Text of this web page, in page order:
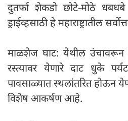
दुतर्फा शेकडो छोटे-मोठे
ड्राईव्हसाठी हे महाराष्ट्रातील
माळशेज घाट: येथील
रस्त्यावर येणारे दाट धुके
पावसाळ्यात स्थलांतरित होऊन
विशेष आकर्षण आहे.